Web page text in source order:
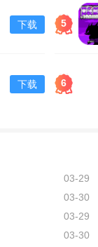
下载
下载
5
6
03-29
03-30
03-29
03-30